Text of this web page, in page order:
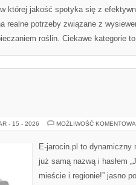
której jakość spotyka się z
realne potrzeby związane z
roślin. Ciekawe kategorie
- 15 - 2026 MOŻLIWOŚĆ
E-jarocin.pl to dynamiczny
już samą nazwą i hasłem
mieście i regionie!” jasno